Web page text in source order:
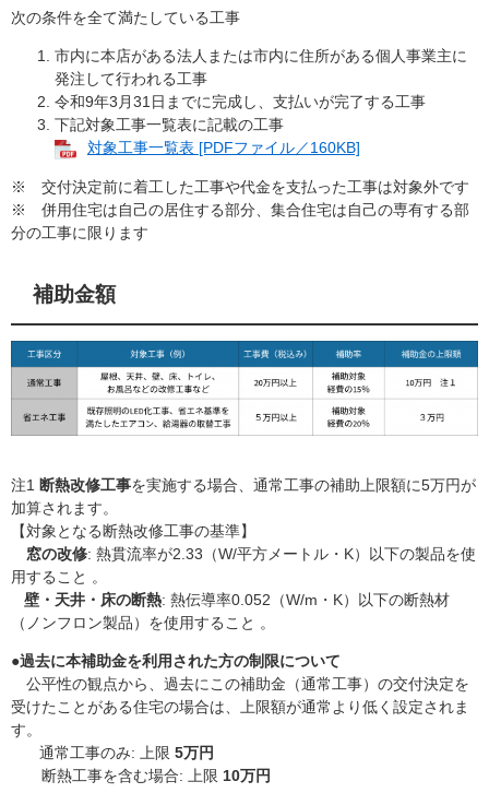
次の条件を全て満たしている工事
市内に本店がある法人または市内に住所がある個人事業主に
発注して行われる工事
令和9年3月31日までに完成し、支払いが完了する工事
下記対象工事一覧表に記載の工事
対象工事一覧表 [PDFファイル／160KB]
※ 交付決定前に着工した工事や代金を支払った工事は対象外です
※ 併用住宅は自己の居住する部分、集合住宅は自己の専有する部
分の工事に限ります
補助金額
注1 断熱改修工事を実施する場合、通常工事の補助上限額に5万円が
加算されます。
【対象となる断熱改修工事の基準】
窓の改修: 熱貫流率が2.33（W/平方メートル・K）以下の製品を使
用すること 。
壁・天井・床の断熱: 熱伝導率0.052（W/m・K）以下の断熱材
（ノンフロン製品）を使用すること 。
●過去に本補助金を利用された方の制限について
公平性の観点から、過去にこの補助金（通常工事）の交付決定を
受けたことがある住宅の場合は、上限額が通常より低く設定されま
す。
通常工事のみ: 上限 5万円
断熱工事を含む場合: 上限 10万円